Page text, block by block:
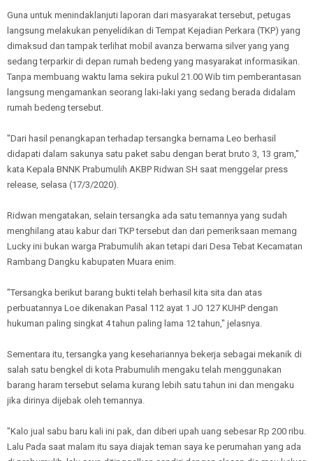
Guna untuk menindaklanjuti laporan dari masyarakat tersebut, petugas
langsung melakukan penyelidikan di Tempat Kejadian Perkara (TKP) yang
dimaksud dan tampak terlihat mobil avanza berwarna silver yang yang
sedang terparkir di depan rumah bedeng yang masyarakat informasikan.
Tanpa membuang waktu lama sekira pukul 21.00 Wib tim pemberantasan
langsung mengamankan seorang laki-laki yang sedang berada didalam
rumah bedeng tersebut.
"Dari hasil penangkapan terhadap tersangka bernama Leo berhasil
didapati dalam sakunya satu paket sabu dengan berat bruto 3, 13 gram,"
kata Kepala BNNK Prabumulih AKBP Ridwan SH saat menggelar press
release, selasa (17/3/2020).
Ridwan mengatakan, selain tersangka ada satu temannya yang sudah
menghilang atau kabur dari TKP tersebut dan dari pemeriksaan memang
Lucky ini bukan warga Prabumulih akan tetapi dari Desa Tebat Kecamatan
Rambang Dangku kabupaten Muara enim.
"Tersangka berikut barang bukti telah berhasil kita sita dan atas
perbuatannya Loe dikenakan Pasal 112 ayat 1 JO 127 KUHP dengan
hukuman paling singkat 4 tahun paling lama 12 tahun," jelasnya.
Sementara itu, tersangka yang kesehariannya bekerja sebagai mekanik di
salah satu bengkel di kota Prabumulih mengaku telah menggunakan
barang haram tersebut selama kurang lebih satu tahun ini dan mengaku
jika dirinya dijebak oleh temannya.
"Kalo jual sabu baru kali ini pak, dan diberi upah uang sebesar Rp 200 ribu.
Lalu Pada saat malam itu saya diajak teman saya ke perumahan yang ada